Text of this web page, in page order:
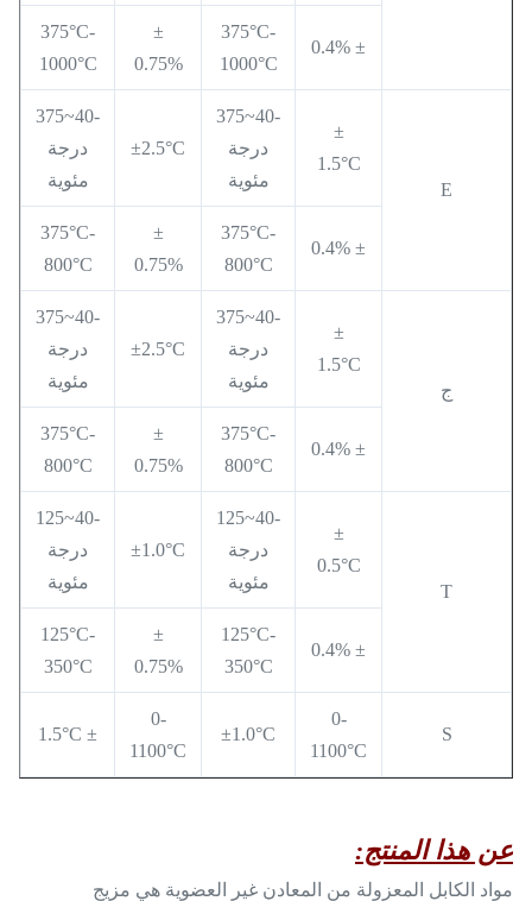
± 0.4%
375°C-
1000°C
±
0.75%
375°C-
1000°C
E
±
1.5°C
-40~375
درجة
مئوية
±2.5°C
-40~375
درجة
مئوية
± 0.4%
375°C-
800°C
±
0.75%
375°C-
800°C
ج
±
1.5°C
-40~375
درجة
مئوية
±2.5°C
-40~375
درجة
مئوية
± 0.4%
375°C-
800°C
±
0.75%
375°C-
800°C
T
±
0.5°C
-40~125
درجة
مئوية
±1.0°C
-40~125
درجة
مئوية
± 0.4%
125°C-
350°C
±
0.75%
125°C-
350°C
S
0-
1100°C
±1.0°C
0-
1100°C
± 1.5°C
عن هذا المنتج:
مواد الكابل المعزولة من المعادن غير العضوية هي مزيج